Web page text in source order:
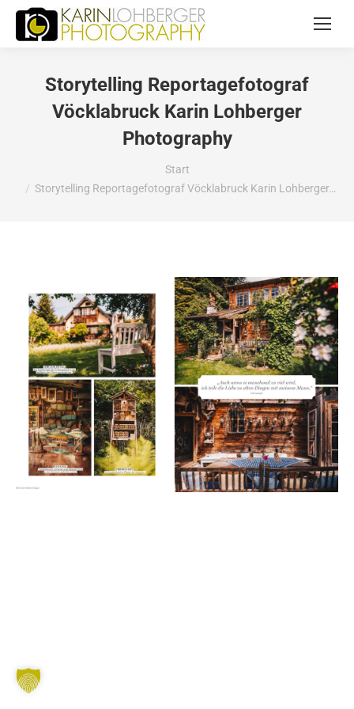
Storytelling Reportagefotograf
Vöcklabruck Karin Lohberger
Photography
Start
Storytelling Reportagefotograf Vöcklabruck Karin Lohberger…